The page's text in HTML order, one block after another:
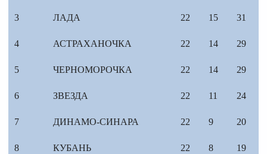
3 ЛАДА 22 15 31
4 АСТРАХАНОЧКА 22 14 29
5 ЧЕРНОМОРОЧКА 22 14 29
6 ЗВЕЗДА 22 11 24
7 ДИНАМО-СИНАРА 22 9 20
8 КУБАНЬ 22 8 19